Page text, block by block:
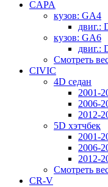
CAPA
кузов: GA4
двиг.:
кузов: GA6
двиг.:
Смотреть
CIVIC
4D седан
2001-
2006-
2012-
5D хэтчбек
2001-
2006-
2012-
Смотреть
CR-V